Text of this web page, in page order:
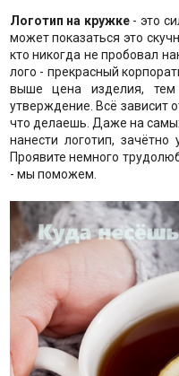
Логотип на кружке- это
может показаться это
кто никогда не пробовал
лого - прекрасный
выше цена изделия,
утверждение. Всё зависит
что делаешь. Даже на
нанести логотип, зачётно
Проявите немного
- мы поможем.